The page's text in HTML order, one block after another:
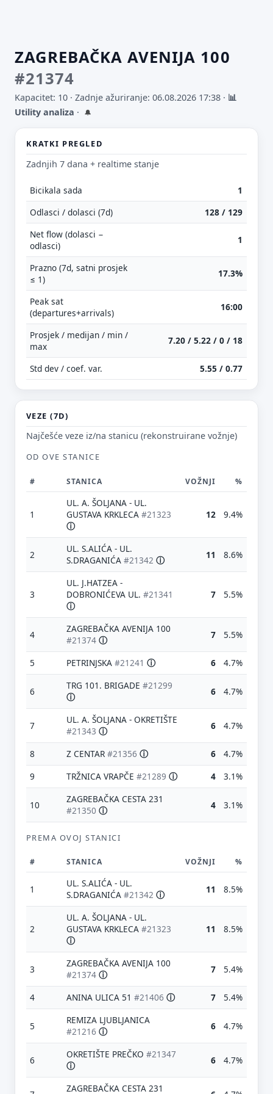
ZAGREBAČKA AVENIJA 100
#21374
Kapacitet: 10 · Zadnje ažuriranje: 06.08.2026 17:38 · 📊
Utility analiza · 🔔
KRATKI PREGLED
Zadnjih 7 dana + realtime stanje
Bicikala sada
1
Odlasci / dolasci (7d)
128 / 129
Net flow (dolasci −
odlasci)
1
Prazno (7d, satni prosjek
≤ 1)
17.3%
Peak sat
(departures+arrivals)
16:00
Prosjek / medijan / min /
max
7.20 / 5.22 / 0 / 18
Std dev / coef. var. 5.55 / 0.77
VEZE (7D)
Najčešće veze iz/na stanicu (rekonstruirane vožnje)
OD OVE STANICE
# STANICA VOŽNJI %
1
UL. A. ŠOLJANA - UL.
GUSTAVA KRKLECA #21323
ⓘ
12 9.4%
2
UL. S.ALIĆA - UL.
S.DRAGANIĆA #21342 ⓘ 11 8.6%
3
UL. J.HATZEA -
DOBRONIĆEVA UL. #21341
ⓘ
7 5.5%
4
ZAGREBAČKA AVENIJA 100
#21374 ⓘ 7 5.5%
5 PETRINJSKA #21241 ⓘ 6 4.7%
6
TRG 101. BRIGADE #21299
ⓘ
6 4.7%
7
UL. A. ŠOLJANA - OKRETIŠTE
#21343 ⓘ 6 4.7%
8 Z CENTAR #21356 ⓘ 6
4.7%
9
TRŽNICA VRAPČE #21289 ⓘ 4 3.1%
10
ZAGREBAČKA CESTA 231
#21350 ⓘ 4 3.1%
PREMA OVOJ STANICI
# STANICA VOŽNJI %
1
UL. S.ALIĆA - UL.
S.DRAGANIĆA #21342 ⓘ 11 8.5%
2
UL. A. ŠOLJANA - UL.
GUSTAVA KRKLECA #21323
ⓘ
11 8.5%
3
ZAGREBAČKA AVENIJA 100
#21374 ⓘ 7 5.4%
4 ANINA ULICA 51 #21406 ⓘ 7 5.4%
5
REMIZA LJUBLJANICA
#21216 ⓘ 6 4.7%
6
OKRETIŠTE PREČKO #21347
ⓘ
6 4.7%
ZAGREBAČKA CESTA 231